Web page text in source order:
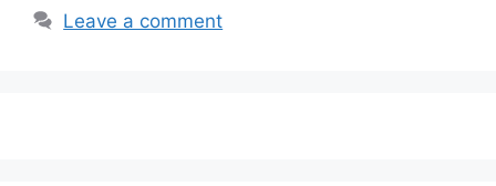
Leave a comment